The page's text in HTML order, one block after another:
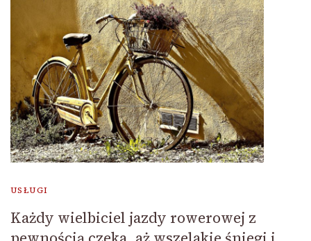
USŁUGI
Każdy wielbiciel jazdy rowerowej z